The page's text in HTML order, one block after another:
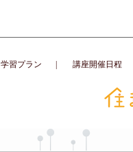
学習プラン 講座開催日程